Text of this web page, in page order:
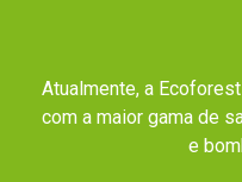
Atualmente, a
com a maior gama de
e